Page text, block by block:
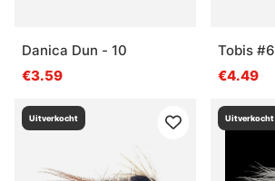
Danica Dun - 10
€3.59
Tobis #6
€4.49
Uitverkocht Uitverkocht